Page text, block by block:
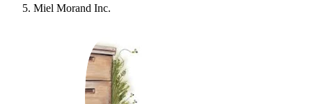
Miel Morand Inc.